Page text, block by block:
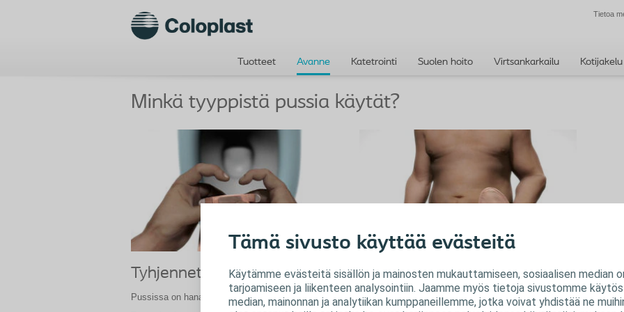
Tämä sivusto käyttää evästeitä
Käytämme evästeitä sisällön ja mainosten mukauttamiseen, sosiaalisen median
tarjoamiseen ja liikenteen analysointiin. Jaamme myös tietoja sivustomme
median, mainonnan ja analytiikan kumppaneillemme, jotka voivat yhdistää ne
Tietoa
Tuotteet Avanne Katetrointi Suolen hoito Virtsankarkailu Kotijakelu
Minkä tyyppistä pussia käytät?
Tyhjennettävä pussi
Pussissa on hana tyhjentämistä varten
Suljettu pussi
Pussissa ei ole hanaa tyhjentämistä varten